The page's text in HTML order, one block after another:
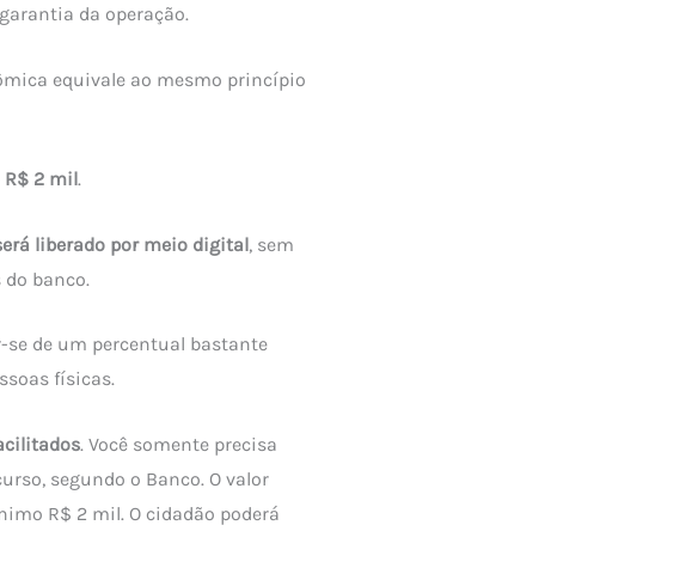
da operação.
equivale ao mesmo princípio
R$ 2 mil.
liberado por meio digital, sem
banco.
se de um percentual bastante
físicas.
. Você somente precisa
segundo o Banco. O valor
R$ 2 mil. O cidadão poderá